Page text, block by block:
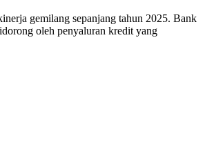
gemilang sepanjang tahun 2025. Bank
oleh penyaluran kredit yang